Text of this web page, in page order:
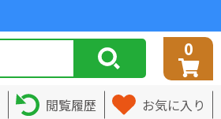
0
閲覧履歴 お気に入り